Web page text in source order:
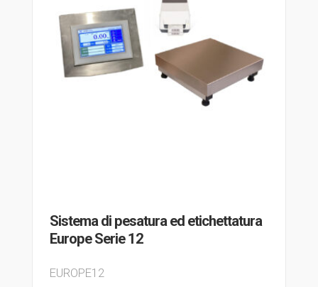
Sistema di pesatura ed etichettatura
Europe Serie 12
EUROPE12